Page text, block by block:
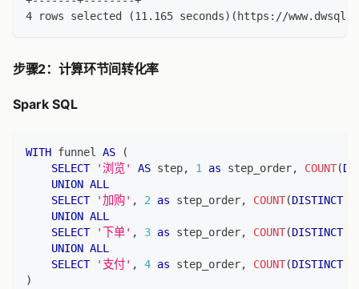
4 rows selected (11.165 seconds)(https://
步骤2：计算环节间转化率
Spark SQL
WITH funnel AS
(
SELECT
'浏览' AS step, 1 as step_order, COUNT(
UNION ALL
SELECT
'加购' , 2 as step_order, COUNT(DISTINCT
UNION ALL
SELECT
'下单' , 3 as step_order, COUNT(DISTINCT
UNION ALL
SELECT
'支付' , 4 as step_order, COUNT(DISTINCT
)